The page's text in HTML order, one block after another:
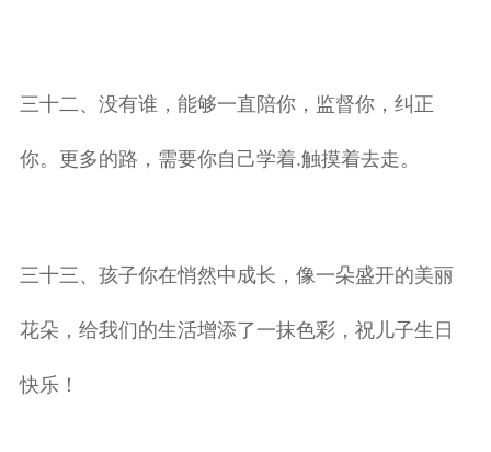
三十二、没有谁，能够一直陪你，监督你，纠正
你。更多的路，需要你自己学着.触摸着去走。
三十三、孩子你在悄然中成长，像一朵盛开的美丽
花朵，给我们的生活增添了一抹色彩，祝儿子生日
快乐！